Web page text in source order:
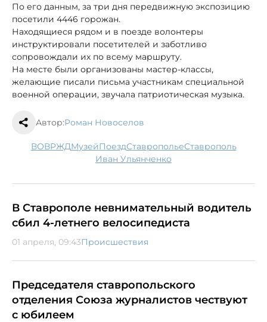
По его данным, за три дня передвижную экспозицию
посетили 4446 горожан.
Находящиеся рядом и в поезде волонтеры
инструктировали посетителей и заботливо
сопровождали их по всему маршруту.
На месте были организованы мастер-классы,
желающие писали письма участникам специальной
военной операции, звучала патриотическая музыка.
Автор:Роман Новоселов
ВОВ РЖД музей поезд Ставрополье Ставрополь
Иван Ульянченко
В Ставрополе невнимательный водитель
сбил 4-летнего велосипедиста
01 апреля, 09:43Происшествия
Председателя ставропольского
отделения Союза журналистов чествуют
с юбилеем